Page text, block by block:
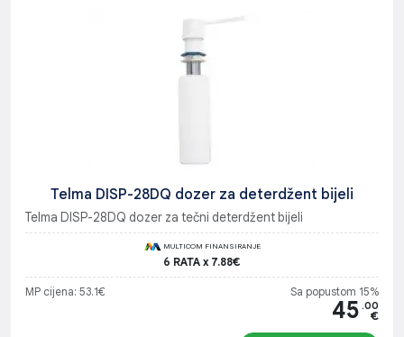
Telma DISP-28DQ dozer za deterdžent bijeli
Telma DISP-28DQ dozer za tečni deterdžent bijeli
MULTICOM FINANSIRANJE
6 RATA x 7.88€
MP cijena: 53.1€ Sa popustom 15%
45 .00
€